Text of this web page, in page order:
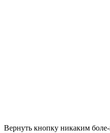
Вернуть кнопку никаким